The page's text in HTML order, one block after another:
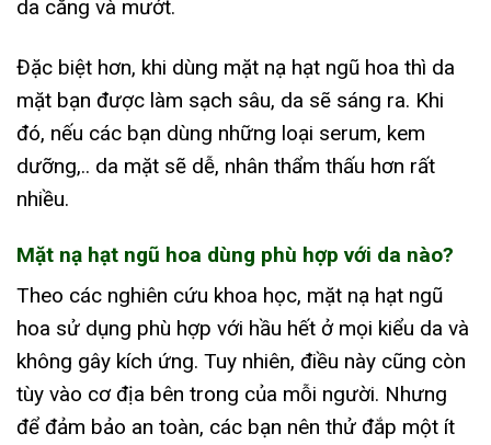
da căng và mướt.
Đặc biệt hơn, khi dùng mặt nạ hạt ngũ hoa thì da
mặt bạn được làm sạch sâu, da sẽ sáng ra. Khi
đó, nếu các bạn dùng những loại serum, kem
dưỡng,.. da mặt sẽ dễ, nhân thẩm thấu hơn rất
nhiều.
Mặt nạ hạt ngũ hoa dùng phù hợp với da nào?
Theo các nghiên cứu khoa học, mặt nạ hạt ngũ
hoa sử dụng phù hợp với hầu hết ở mọi kiểu da và
không gây kích ứng. Tuy nhiên, điều này cũng còn
tùy vào cơ địa bên trong của mỗi người. Nhưng
để đảm bảo an toàn, các bạn nên thử đắp một ít